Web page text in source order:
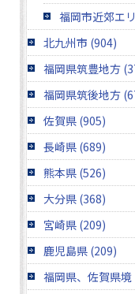
福岡市近郊エ
北九州市 (904)
福岡県筑豊地方
福岡県筑後地方
佐賀県 (905)
長崎県 (689)
熊本県 (526)
大分県 (368)
宮崎県 (209)
鹿児島県 (209)
福岡県、佐賀県境